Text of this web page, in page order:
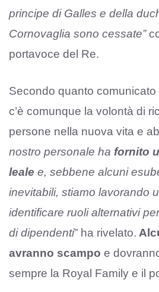
principe di Galles e della
Cornovaglia sono cessate”
portavoce del Re.
Secondo quanto
c’è comunque la volontà di
persone nella nuova vita e
nostro personale ha fornito
leale e, sebbene alcuni
inevitabili, stiamo lavorando
identificare ruoli alternativi
di dipendenti” ha rivelato.
avranno scampo e
sempre la Royal Family e il